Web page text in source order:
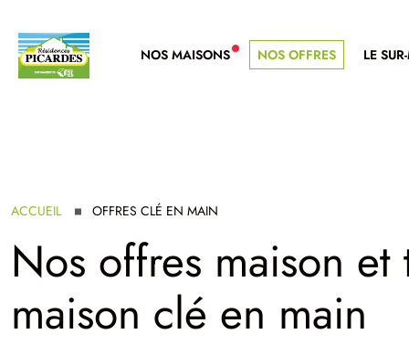
NOS MAISONS NOUVELLE GAMME
NOS OFFRES LE
ACCUEIL OFFRES CLÉ EN MAIN
Nos offres maison
maison clé en main